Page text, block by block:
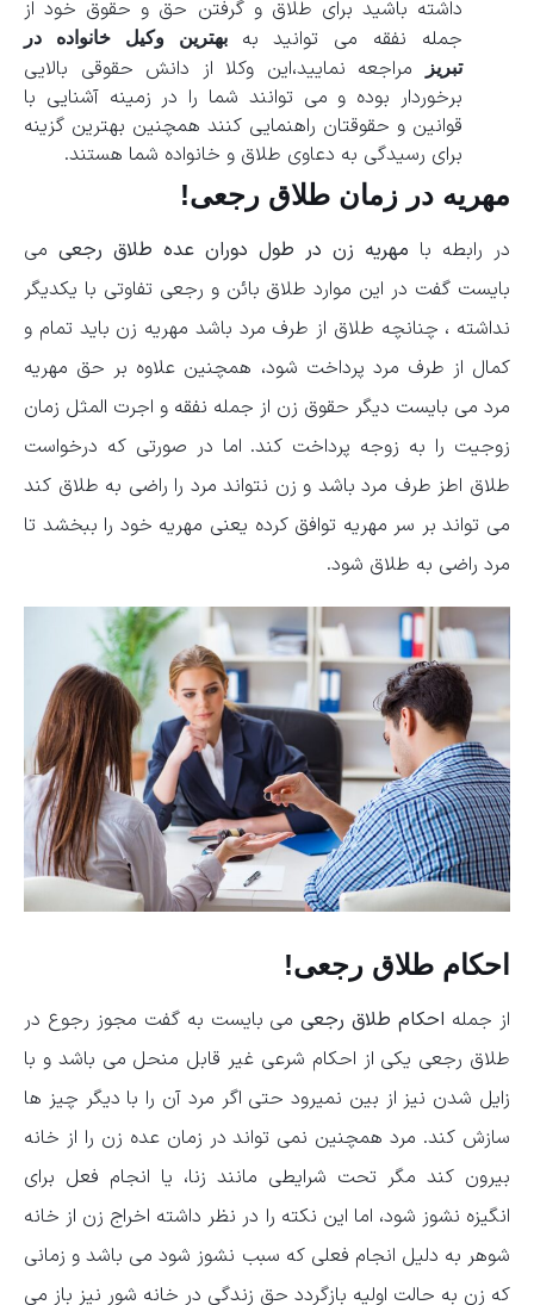
داشته باشید برای طلاق و گرفتن حق و حقوق خود از
جمله نفقه می توانید به
بهترین وکیل خانواده در
تبریز مراجعه نمایید،‌این وکلا از دانش حقوقی بالایی
برخوردار بوده و می توانند شما را در زمینه آشنایی با
قوانین و حقوقتان راهنمایی کنند همچنین بهترین گزینه
برای رسیدگی به دعاوی طلاق و خانواده شما هستند.
مهریه در زمان طلاق رجعی!
در رابطه با مهریه زن در طول دوران عده طلاق رجعی می
بایست گفت در این موارد طلاق بائن و رجعی تفاوتی با یکدیگر
نداشته ، چنانچه طلاق از طرف مرد باشد مهریه زن باید تمام و
کمال از طرف مرد پرداخت شود، همچنین علاوه بر حق مهریه
مرد می بایست دیگر حقوق زن از جمله نفقه و اجرت المثل زمان
زوجیت را به زوجه پرداخت کند. اما در صورتی که درخواست
طلاق اطز طرف مرد باشد و زن نتواند مرد را راضی به طلاق کند
می تواند بر سر مهریه توافق کرده یعنی مهریه خود را ببخشد تا
مرد راضی به طلاق شود.
احکام طلاق رجعی!
از جمله احکام طلاق رجعیمی بایست به گفت مجوز رجوع در
طلاق رجعی یکی از احکام شرعی غیر قابل منحل می باشد و با
زایل شدن نیز از بین نمیرود حتی اگر مرد آن را با دیگر چیز ها
سازش کند. مرد همچنین نمی تواند در زمان عده زن را از خانه
بیرون کند مگر تحت شرایطی مانند زنا، یا انجام فعل برای
انگیزه نشوز شود، اما این نکته را در نظر داشته اخراج زن از خانه
شوهر به دلیل انجام فعلی که سبب نشوز شود می باشد و زمانی
که زن به حالت اولیه بازگردد حق زندگی در خانه شور نیز باز می